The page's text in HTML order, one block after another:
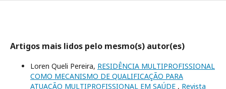
Artigos mais lidos pelo mesmo(s) autor(es)
Loren Queli Pereira, RESIDÊNCIA MULTIPROFISSIONAL
COMO MECANISMO DE QUALIFICAÇÃO PARA
ATUAÇÃO MULTIPROFISSIONAL EM SAÚDE , Revista